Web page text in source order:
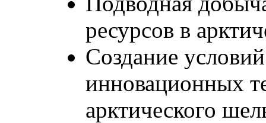
ресурсов в
Создание
инновационных
арктического